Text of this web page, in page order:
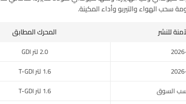
سحب الهواء والتيربو وأداء المكينة.
للنشر المحرك المطابق
2.0 لتر GDI
1.6 لتر T-GDI
1.6 لتر T-GDI